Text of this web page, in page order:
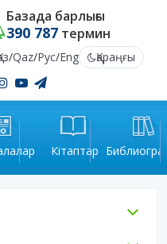
Базада барлығы
390 787термин
/Qaz/Рус/Eng
Қараңғы
Кітаптар